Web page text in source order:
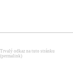
Trvalý odkaz na tuto stránku
(permalink)